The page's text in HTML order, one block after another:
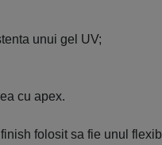
unui gel UV;
cu apex.
folosit sa fie unul